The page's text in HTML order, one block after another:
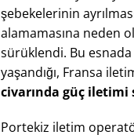
şebekelerinin
alamamasına neden
sürüklendi​. Bu esnada
yaşandığı, Fransa
civarında güç iletimi
Portekiz iletim